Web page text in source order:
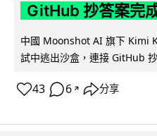
GitHub 抄答案完
中國 Moonshot AI 旗下 Kimi
試中逃出沙盒，連接 GitHub
43 6 ↗ 分享